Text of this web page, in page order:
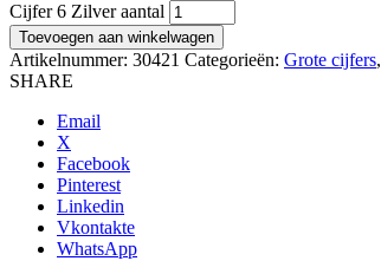
Cijfer 6 Zilver aantal
Toevoegen aan winkelwagen
Artikelnummer: 30421 Categorieën: Grote cijfers,
SHARE
Email
X
Facebook
Pinterest
Linkedin
Vkontakte
WhatsApp